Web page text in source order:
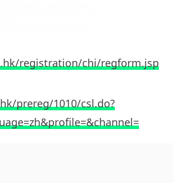
registration/chi/regform.jsp
prereg/1010/csl.do?